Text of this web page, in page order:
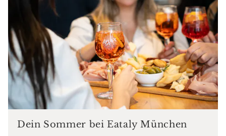
Dein Sommer bei Eataly München